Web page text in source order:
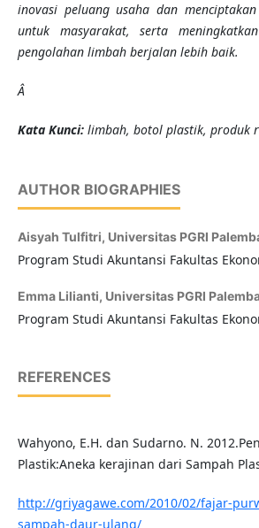
inovasi peluang usaha dan
untuk masyarakat, serta
pengolahan limbah berjalan lebih baik.
Â
Kata Kunci: limbah, botol plastik, produk
AUTHOR BIOGRAPHIES
Aisyah Tulfitri, Universitas PGRI
Program Studi Akuntansi Fakultas
Emma Lilianti, Universitas PGRI
Program Studi Akuntansi Fakultas
REFERENCES
Wahyono, E.H. dan Sudarno. N.
Plastik:Aneka kerajinan dari Sampah
http://griyagawe.com/2010/02/fajar-
sampah-daur-ulang/